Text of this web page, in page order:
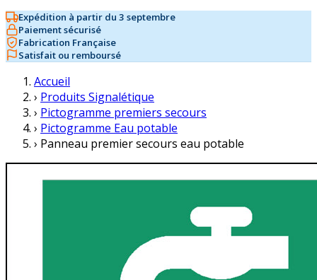
Expédition à partir du 3 septembre
Paiement sécurisé
Fabrication Française
Satisfait ou remboursé
Accueil
› Produits Signalétique
› Pictogramme premiers secours
› Pictogramme Eau potable
› Panneau premier secours eau potable